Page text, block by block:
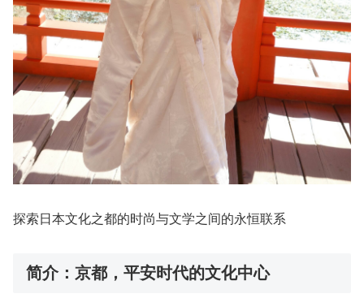
探索日本文化之都的时尚与文学之间的永恒联系
简介：京都，平安时代的文化中心